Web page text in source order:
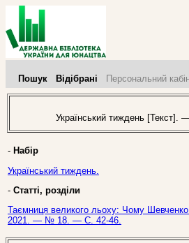
Пошук Відібрані Персональний
Український тиждень
- Набір
Український тиждень.
- Статті, розділи
Таємниця великого льоху: Чому Шевченко
2021. — № 18. — С. 42-46.